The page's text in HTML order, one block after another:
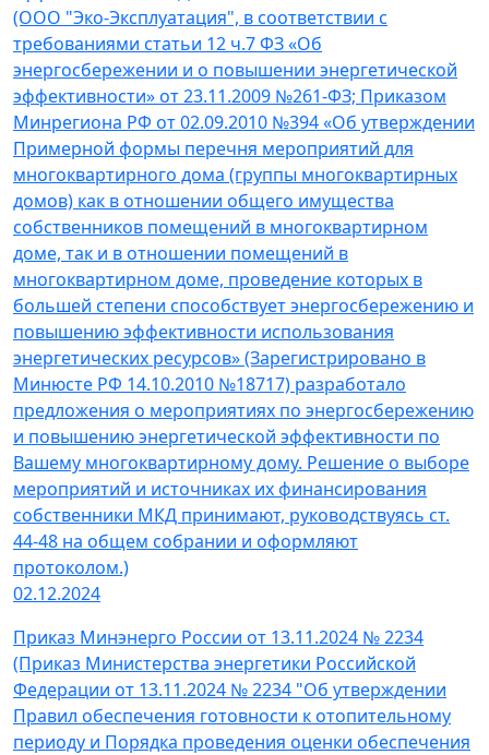
(ООО "Эко-Эксплуатация", в соответствии с
требованиями статьи 12 ч.7 ФЗ «Об
энергосбережении и о повышении энергетической
эффективности» от 23.11.2009 №261-ФЗ; Приказом
Минрегиона РФ от 02.09.2010 №394 «Об утверждении
Примерной формы перечня мероприятий для
многоквартирного дома (группы многоквартирных
домов) как в отношении общего имущества
собственников помещений в многоквартирном
доме, так и в отношении помещений в
многоквартирном доме, проведение которых в
большей степени способствует энергосбережению и
повышению эффективности использования
энергетических ресурсов» (Зарегистрировано в
Минюсте РФ 14.10.2010 №18717) разработало
предложения о мероприятиях по энергосбережению
и повышению энергетической эффективности по
Вашему многоквартирному дому. Решение о выборе
мероприятий и источниках их финансирования
собственники МКД принимают, руководствуясь ст.
44-48 на общем собрании и оформляют
протоколом.)
02.12.2024
Приказ Минэнерго России от 13.11.2024 № 2234
(Приказ Министерства энергетики Российской
Федерации от 13.11.2024 № 2234 "Об утверждении
Правил обеспечения готовности к отопительному
периоду и Порядка проведения оценки обеспечения